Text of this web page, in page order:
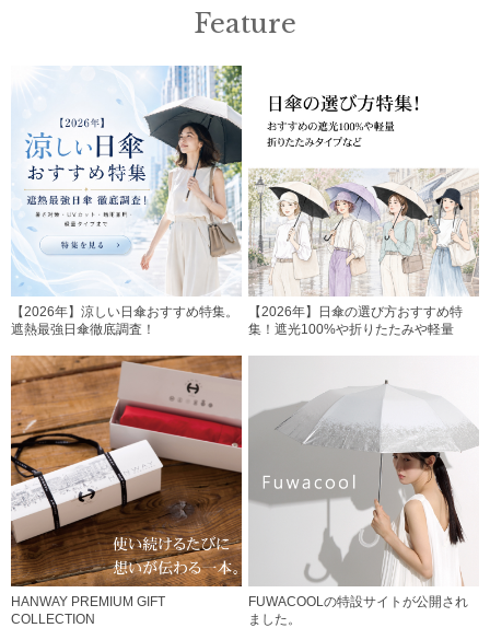
Feature
【2026年】涼しい日傘おすすめ特集。
遮熱最強日傘徹底調査！
【2026年】日傘の選び方おすすめ特
集！遮光100%や折りたたみや軽量
HANWAY PREMIUM GIFT
COLLECTION
FUWACOOLの特設サイトが公開され
ました。